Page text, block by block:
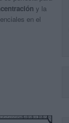
y la
en el